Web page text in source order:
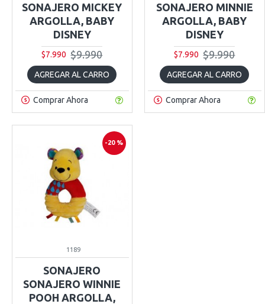
SONAJERO MICKEY
ARGOLLA, BABY
DISNEY
$7.990 $9.990
AGREGAR AL CARRO
Comprar Ahora
SONAJERO MINNIE
ARGOLLA, BABY
DISNEY
$7.990 $9.990
AGREGAR AL CARRO
Comprar Ahora
-20 %
1189
SONAJERO
SONAJERO WINNIE
POOH ARGOLLA,